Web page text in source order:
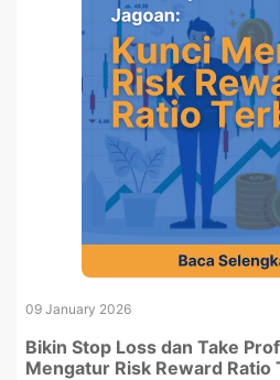
09 January 2026
Bikin Stop Loss dan Take
Mengatur Risk Reward Ratio